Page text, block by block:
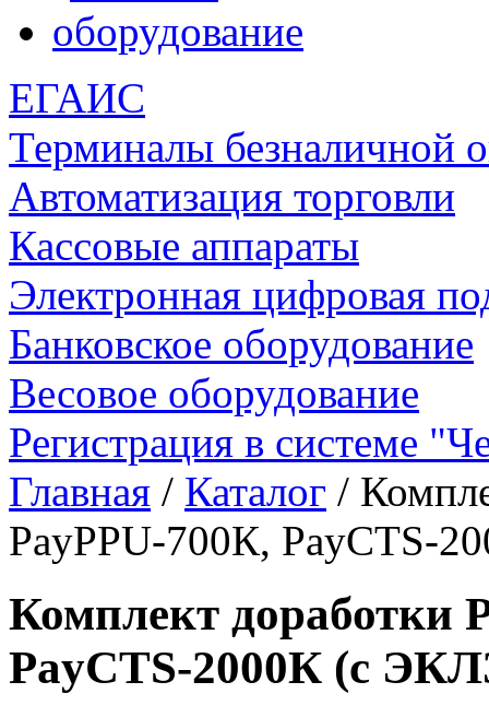
ЕГАИС
Терминалы безналичной
Автоматизация торговли
Кассовые аппараты
Электронная цифровая
Банковское оборудование
Весовое оборудование
Регистрация в системе
Главная / Каталог /
PayPPU-700К, PayCTS-
Комплект доработки
PayCTS-2000К (с